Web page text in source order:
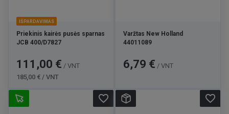
IŠPARDAVIMAS
Priekinis kairės pusės sparnas
JCB 400/D7827
Kaina
111,00 € / VNT
185,00 € / VNT
Varžtas New Holland
44011089
Kaina
6,79 € / VNT
favorite_border favorite_border